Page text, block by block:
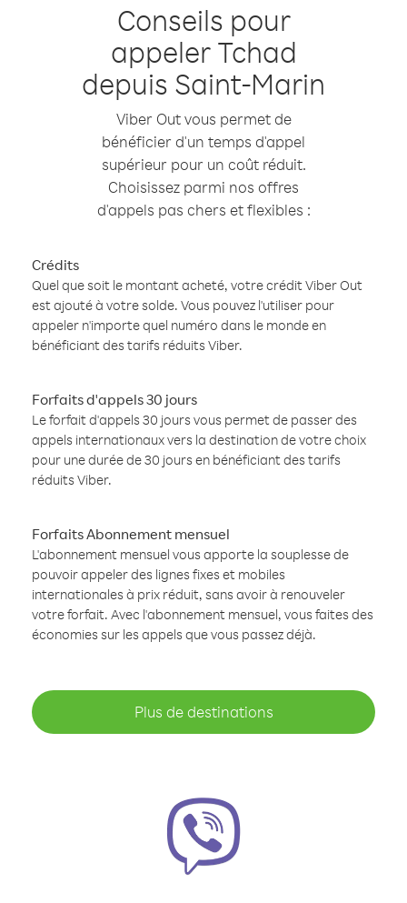
Conseils pour
appeler Tchad
depuis Saint-Marin
Viber Out vous permet de
bénéficier d'un temps d'appel
supérieur pour un coût réduit.
Choisissez parmi nos offres
d'appels pas chers et flexibles :
Crédits
Quel que soit le montant acheté, votre crédit Viber Out
est ajouté à votre solde. Vous pouvez l'utiliser pour
appeler n'importe quel numéro dans le monde en
bénéficiant des tarifs réduits Viber.
Forfaits d'appels 30 jours
Le forfait d'appels 30 jours vous permet de passer des
appels internationaux vers la destination de votre choix
pour une durée de 30 jours en bénéficiant des tarifs
réduits Viber.
Forfaits Abonnement mensuel
L'abonnement mensuel vous apporte la souplesse de
pouvoir appeler des lignes fixes et mobiles
internationales à prix réduit, sans avoir à renouveler
votre forfait. Avec l'abonnement mensuel, vous faites des
économies sur les appels que vous passez déjà.
Plus de destinations